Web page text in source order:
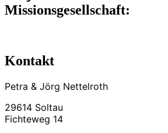
Missionsgesellschaft:
Kontakt
Petra & Jörg Nettelroth
29614 Soltau
Fichteweg 14